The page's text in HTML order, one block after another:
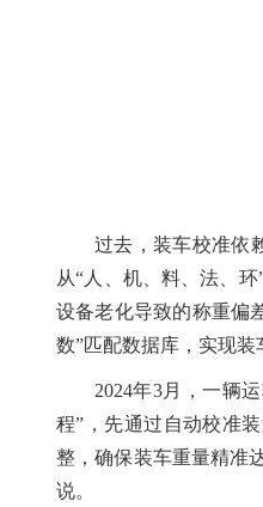
过去，装车校准依
从“人、机、料、法、
设备老化导致的称重偏
数”匹配数据库，实现
2024年3月，一辆
程”，先通过自动校准
整，确保装车重量精准
说。